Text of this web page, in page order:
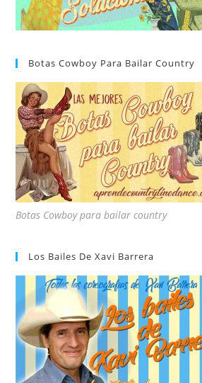
Botas Cowboy Para Bailar Country
Botas Cowboy para bailar country
Los Bailes De Xavi Barrera